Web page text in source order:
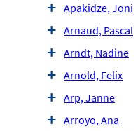
Apakidze, Joni
Arnaud, Pascal
Arndt, Nadine
Arnold, Felix
Arp, Janne
Arroyo, Ana